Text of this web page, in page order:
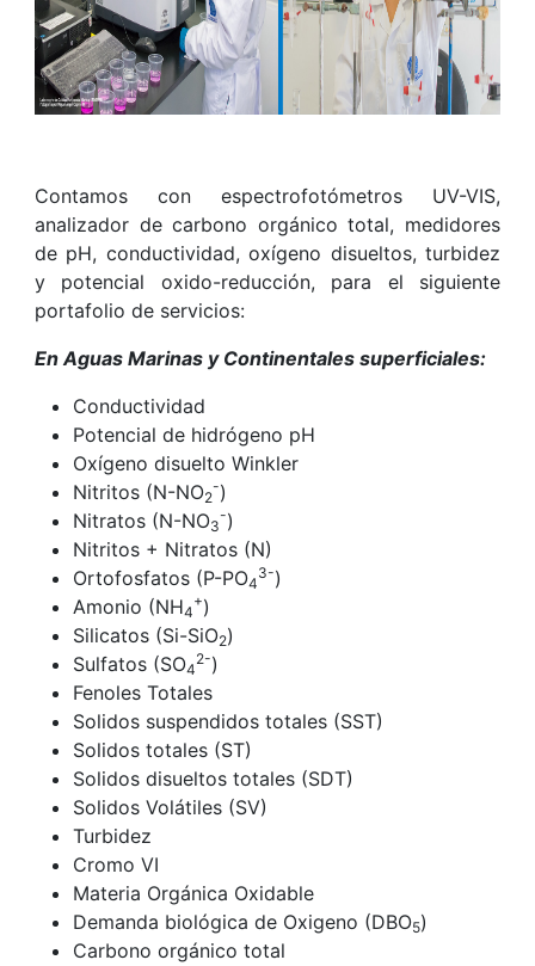
Contamos con espectrofotómetros UV-VIS,
analizador de carbono orgánico total, medidores
de pH, conductividad, oxígeno disueltos, turbidez
y potencial oxido-reducción, para el siguiente
portafolio de servicios:
En Aguas Marinas y Continentales superficiales:
Conductividad
Potencial de hidrógeno pH
Oxígeno disuelto Winkler
Nitritos (N-NO2
-)
Nitratos (N-NO3
-)
Nitritos + Nitratos (N)
Ortofosfatos (P-PO4
3-)
Amonio (NH4
+)
Silicatos (Si-SiO2)
Sulfatos (SO4
2-)
Fenoles Totales
Solidos suspendidos totales (SST)
Solidos totales (ST)
Solidos disueltos totales (SDT)
Solidos Volátiles (SV)
Turbidez
Cromo VI
Materia Orgánica Oxidable
Demanda biológica de Oxigeno (DBO5)
Carbono orgánico total